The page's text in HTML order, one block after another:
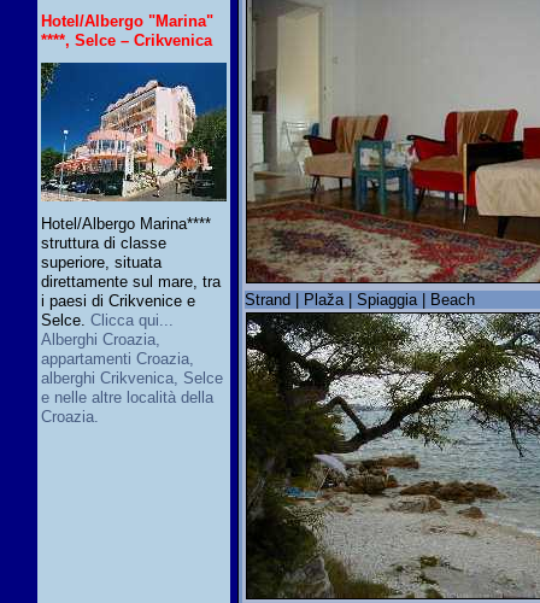
Hotel/Albergo "Marina"
****, Selce – Crikvenica
Hotel/Albergo Marina****
struttura di classe
superiore, situata
direttamente sul mare, tra
i paesi di Crikvenice e
Selce. Clicca qui...
Alberghi Croazia,
appartamenti Croazia,
alberghi Crikvenica, Selce
e nelle altre località della
Croazia.
Strand | Plaža | Spiaggia | Beach